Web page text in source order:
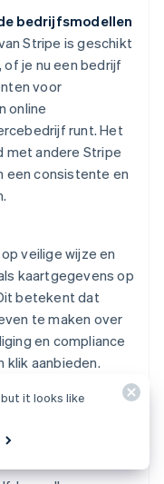
bedrijfsmodellen
Stripe is geschikt
je nu een bedrijf
voor
online
runt. Het
met andere Stripe
een consistente en
veilige wijze en
kaartgegevens op
betekent dat
te maken over
en compliance
klik aanbieden.
Stripe is
actief
but it looks like